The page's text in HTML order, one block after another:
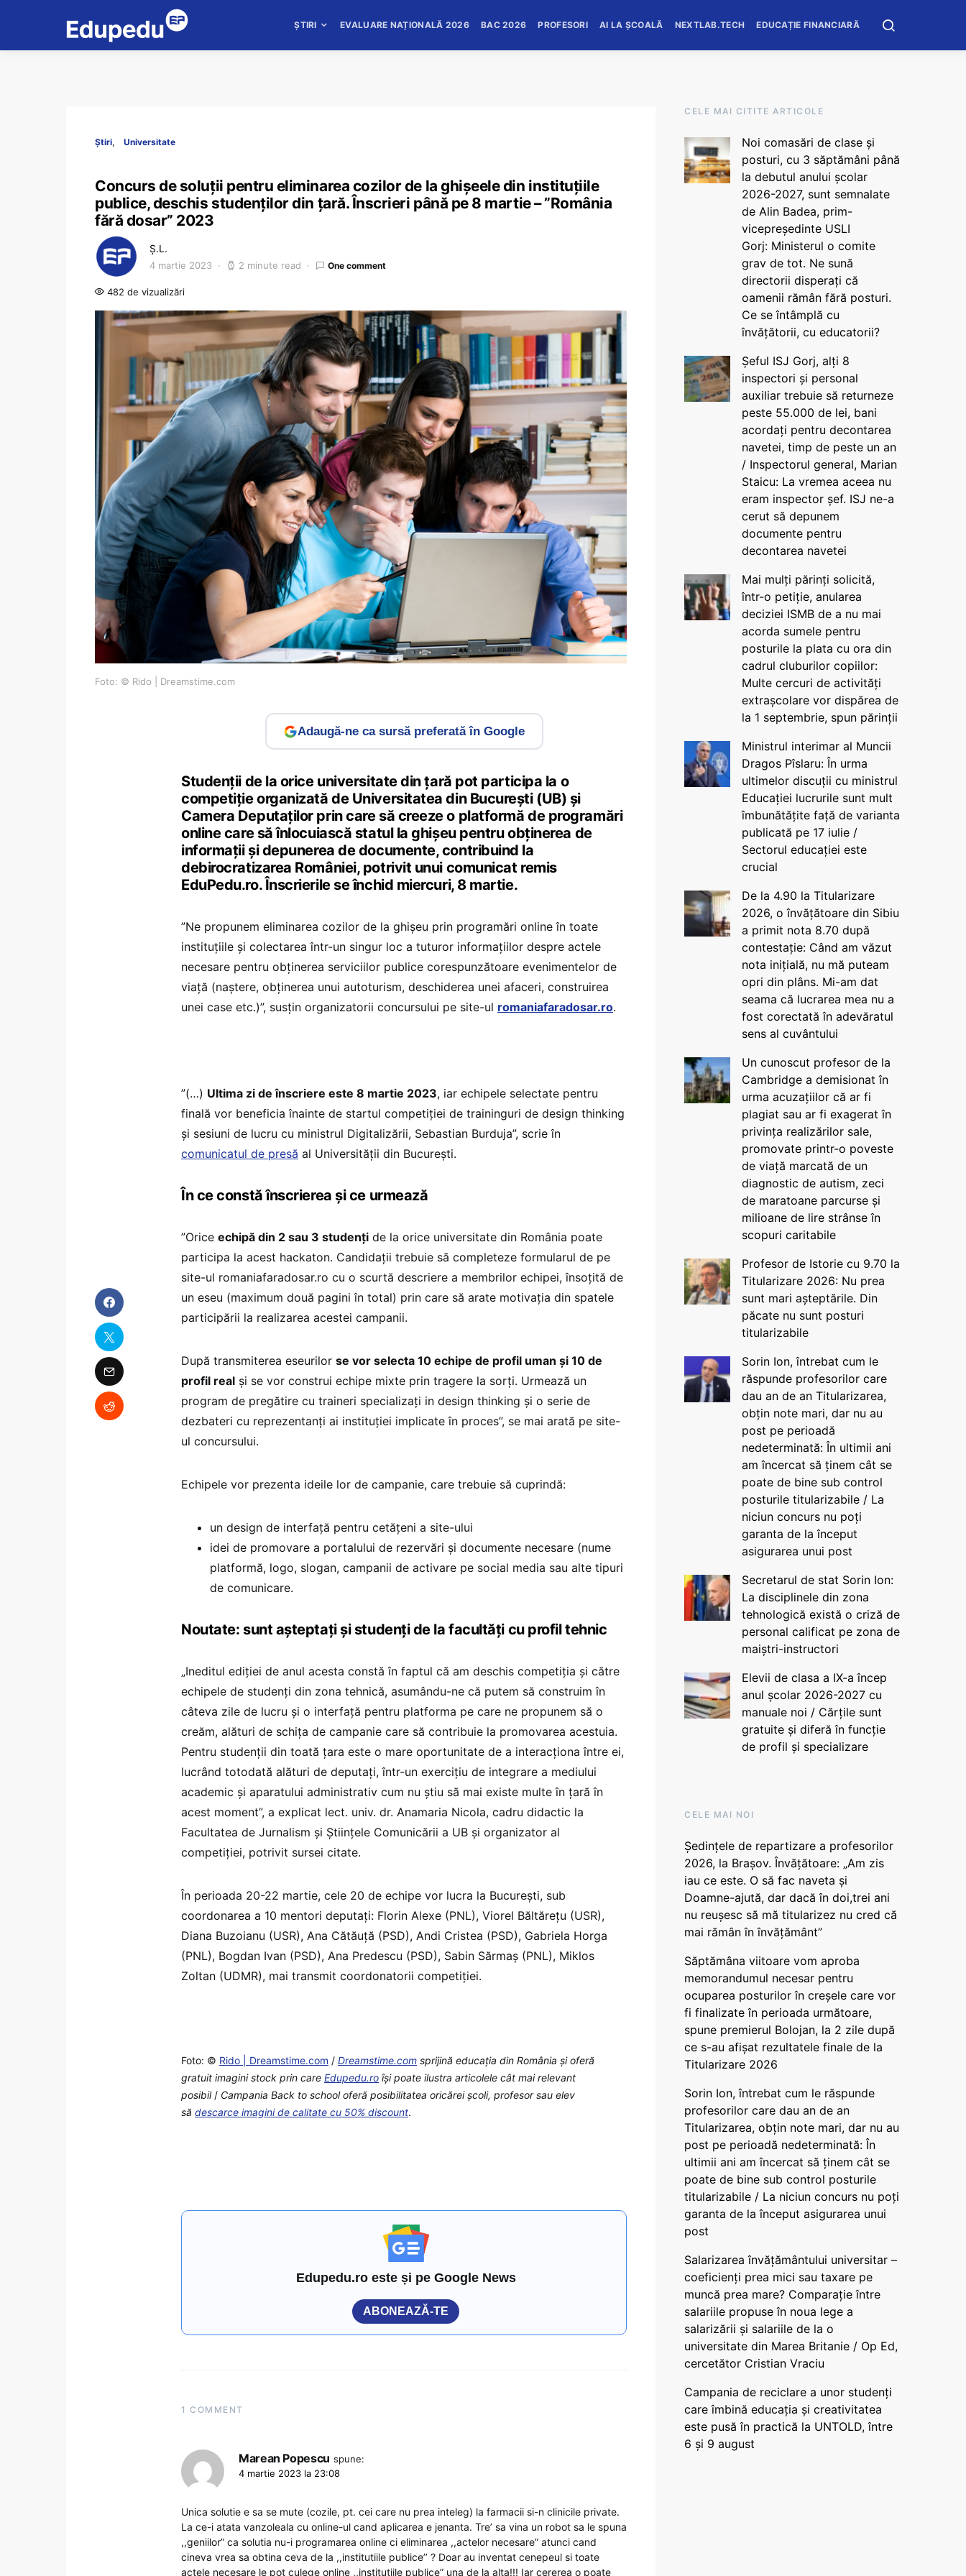
ȘTIRI EVALUARE NAȚIONALĂ 2026 BAC 2026 PROFESORI AI LA ȘCOALĂ NEXTLAB.TECH EDUCAȚIE FINANCIARĂ
Știri Universitate
Concurs de soluții pentru eliminarea cozilor de la ghișeele din instituțiile
publice, deschis studenților din țară. Înscrieri până pe 8 martie – ”România
fără dosar” 2023
Ș.L.
4 martie 2023 2 minute read One comment
482 de vizualizări
Foto: © Rido | Dreamstime.com
Adaugă-ne ca sursă preferată în Google
Studenții de la orice universitate din țară pot participa la o
competiție organizată de Universitatea din București (UB) și
Camera Deputaților prin care să creeze o platformă de programări
online care să înlocuiască statul la ghișeu pentru obținerea de
informații și depunerea de documente, contribuind la
debirocratizarea României, potrivit unui comunicat remis
EduPedu.ro. Înscrierile se închid miercuri, 8 martie.
”Ne propunem eliminarea cozilor de la ghișeu prin programări online în toate
instituțiile și colectarea într-un singur loc a tuturor informațiilor despre actele
necesare pentru obținerea serviciilor publice corespunzătoare evenimentelor de
viață (naștere, obținerea unui autoturism, deschiderea unei afaceri, construirea
unei case etc.)”, susțin organizatorii concursului pe site-ul romaniafaradosar.ro.
”(…) Ultima zi de înscriere este 8 martie 2023, iar echipele selectate pentru
finală vor beneficia înainte de startul competiției de traininguri de design thinking
și sesiuni de lucru cu ministrul Digitalizării, Sebastian Burduja”, scrie în
comunicatul de presă al Universității din București.
În ce constă înscrierea și ce urmează
”Orice echipă din 2 sau 3 studenți de la orice universitate din România poate
participa la acest hackaton. Candidații trebuie să completeze formularul de pe
site-ul romaniafaradosar.ro cu o scurtă descriere a membrilor echipei, însoțită de
un eseu (maximum două pagini în total) prin care să arate motivația din spatele
participării la realizarea acestei campanii.
După transmiterea eseurilor se vor selecta 10 echipe de profil uman și 10 de
profil real și se vor construi echipe mixte prin tragere la sorți. Urmează un
program de pregătire cu traineri specializați in design thinking și o serie de
dezbateri cu reprezentanți ai instituției implicate în proces”, se mai arată pe site-
ul concursului.
Echipele vor prezenta ideile lor de campanie, care trebuie să cuprindă:
un design de interfață pentru cetățeni a site-ului
idei de promovare a portalului de rezervări și documente necesare (nume
platformă, logo, slogan, campanii de activare pe social media sau alte tipuri
de comunicare.
Noutate: sunt așteptați și studenți de la facultăți cu profil tehnic
„Ineditul ediției de anul acesta constă în faptul că am deschis competiția și către
echipele de studenți din zona tehnică, asumându-ne că putem să construim în
câteva zile de lucru și o interfață pentru platforma pe care ne propunem să o
creăm, alături de schița de campanie care să contribuie la promovarea acestuia.
Pentru studenții din toată țara este o mare oportunitate de a interacționa între ei,
lucrând totodată alături de deputați, într-un exercițiu de integrare a mediului
academic și aparatului administrativ cum nu știu să mai existe multe în țară în
acest moment”, a explicat lect. univ. dr. Anamaria Nicola, cadru didactic la
Facultatea de Jurnalism și Științele Comunicării a UB și organizator al
competiției, potrivit sursei citate.
În perioada 20-22 martie, cele 20 de echipe vor lucra la București, sub
coordonarea a 10 mentori deputați: Florin Alexe (PNL), Viorel Băltărețu (USR),
Diana Buzoianu (USR), Ana Cătăuță (PSD), Andi Cristea (PSD), Gabriela Horga
(PNL), Bogdan Ivan (PSD), Ana Predescu (PSD), Sabin Sărmaș (PNL), Miklos
Zoltan (UDMR), mai transmit coordonatorii competiției.
Foto: © Rido | Dreamstime.com / Dreamstime.com sprijină educaţia din România şi oferă
gratuit imagini stock prin care Edupedu.ro îşi poate ilustra articolele cât mai relevant
posibil/ Campania Back to school oferă posibilitatea oricărei școli, profesor sau elev
să descarce imagini de calitate cu 50% discount.
Edupedu.ro este și pe Google News
ABONEAZĂ-TE
1 COMMENT
Marean Popescu spune:
4 martie 2023 la 23:08
Unica solutie e sa se mute (cozile, pt. cei care nu prea inteleg) la farmacii si-n clinicile private.
La ce-i atata vanzoleala cu online-ul cand aplicarea e jenanta. Tre’ sa vina un robot sa le spuna
,,geniilor” ca solutia nu-i programarea online ci eliminarea ,,actelor necesare” atunci cand
cineva vrea sa obtina ceva de la ,,institutiile publice’’ ? Doar au inventat cenepeul si toate
actele necesare le pot culege online ,,institutiile publice” una de la alta!!! Iar cererea o poate
CELE MAI CITITE ARTICOLE
Noi comasări de clase și
posturi, cu 3 săptămâni până
la debutul anului școlar
2026-2027, sunt semnalate
de Alin Badea, prim-
vicepreședinte USLI
Gorj: Ministerul o comite
grav de tot. Ne sună
directorii disperați că
oamenii rămân fără posturi.
Ce se întâmplă cu
învățătorii, cu educatorii?
Șeful ISJ Gorj, alți 8
inspectori și personal
auxiliar trebuie să returneze
peste 55.000 de lei, bani
acordați pentru decontarea
navetei, timp de peste un an
/ Inspectorul general, Marian
Staicu: La vremea aceea nu
eram inspector șef. ISJ ne-a
cerut să depunem
documente pentru
decontarea navetei
Mai mulți părinți solicită,
într-o petiție, anularea
deciziei ISMB de a nu mai
acorda sumele pentru
posturile la plata cu ora din
cadrul cluburilor copiilor:
Multe cercuri de activități
extrașcolare vor dispărea de
la 1 septembrie, spun părinții
Ministrul interimar al Muncii
Dragos Pîslaru: În urma
ultimelor discuții cu ministrul
Educației lucrurile sunt mult
îmbunătățite față de varianta
publicată pe 17 iulie /
Sectorul educației este
crucial
De la 4.90 la Titularizare
2026, o învățătoare din Sibiu
a primit nota 8.70 după
contestație: Când am văzut
nota inițială, nu mă puteam
opri din plâns. Mi-am dat
seama că lucrarea mea nu a
fost corectată în adevăratul
sens al cuvântului
Un cunoscut profesor de la
Cambridge a demisionat în
urma acuzațiilor că ar fi
plagiat sau ar fi exagerat în
privința realizărilor sale,
promovate printr-o poveste
de viață marcată de un
diagnostic de autism, zeci
de maratoane parcurse și
milioane de lire strânse în
scopuri caritabile
Profesor de Istorie cu 9.70 la
Titularizare 2026: Nu prea
sunt mari așteptările. Din
păcate nu sunt posturi
titularizabile
Sorin Ion, întrebat cum le
răspunde profesorilor care
dau an de an Titularizarea,
obțin note mari, dar nu au
post pe perioadă
nedeterminată: În ultimii ani
am încercat să ținem cât se
poate de bine sub control
posturile titularizabile / La
niciun concurs nu poți
garanta de la început
asigurarea unui post
Secretarul de stat Sorin Ion:
La disciplinele din zona
tehnologică există o criză de
personal calificat pe zona de
maiștri-instructori
Elevii de clasa a IX-a încep
anul școlar 2026-2027 cu
manuale noi / Cărțile sunt
gratuite și diferă în funcție
de profil și specializare
CELE MAI NOI
Ședințele de repartizare a profesorilor
2026, la Brașov. Învățătoare: „Am zis
iau ce este. O să fac naveta și
Doamne-ajută, dar dacă în doi,trei ani
nu reușesc să mă titularizez nu cred că
mai rămân în învățământ”
Săptămâna viitoare vom aproba
memorandumul necesar pentru
ocuparea posturilor în creșele care vor
fi finalizate în perioada următoare,
spune premierul Bolojan, la 2 zile după
ce s-au afișat rezultatele finale de la
Titularizare 2026
Sorin Ion, întrebat cum le răspunde
profesorilor care dau an de an
Titularizarea, obțin note mari, dar nu au
post pe perioadă nedeterminată: În
ultimii ani am încercat să ținem cât se
poate de bine sub control posturile
titularizabile / La niciun concurs nu poți
garanta de la început asigurarea unui
post
Salarizarea învățământului universitar –
coeficienți prea mici sau taxare pe
muncă prea mare? Comparație între
salariile propuse în noua lege a
salarizării și salariile de la o
universitate din Marea Britanie / Op Ed,
cercetător Cristian Vraciu
Campania de reciclare a unor studenți
care îmbină educația și creativitatea
este pusă în practică la UNTOLD, între
6 și 9 august